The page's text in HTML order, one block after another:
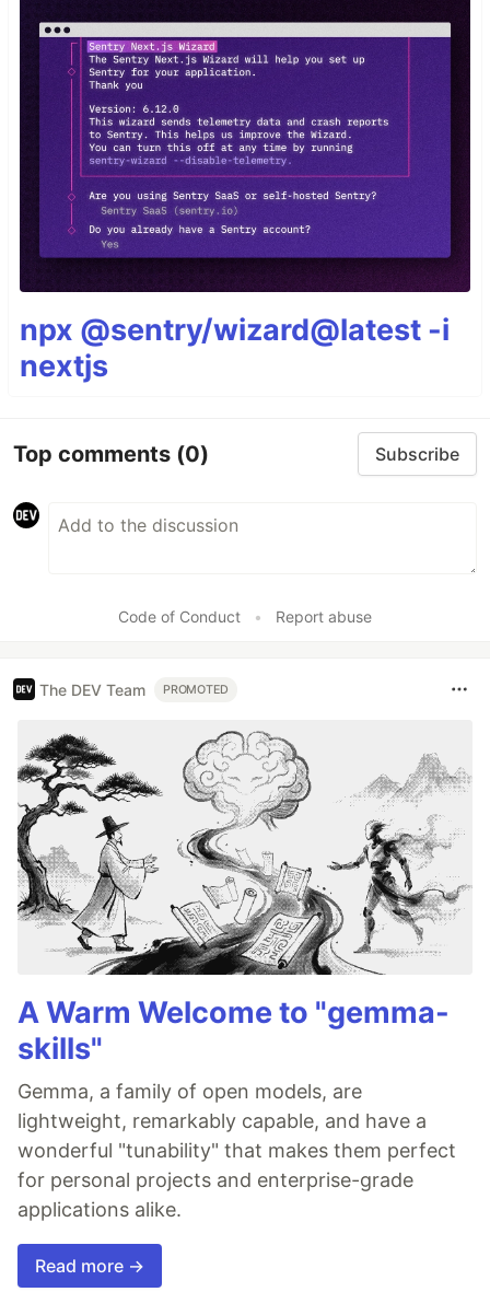
npx @sentry/wizard@latest -i
nextjs
Top comments (0) Subscribe
Code of Conduct • Report abuse
The DEV Team PROMOTED
A Warm Welcome to "gemma-
skills"
Gemma, a family of open models, are
lightweight, remarkably capable, and have a
wonderful "tunability" that makes them perfect
for personal projects and enterprise-grade
applications alike.
Read more →